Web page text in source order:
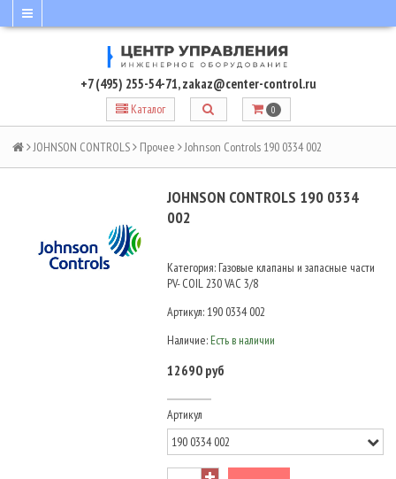
+7 (495) 255-54-71,zakaz@center-control.ru
Каталог 0
JOHNSON CONTROLS Прочее Johnson Controls 190 0334 002
JOHNSON CONTROLS 190 0334
002
Категория: Газовые клапаны и запасные части
PV- COIL 230 VAC 3/8
Артикул: 190 0334 002
Наличие: Есть в наличии
12690 руб
Артикул